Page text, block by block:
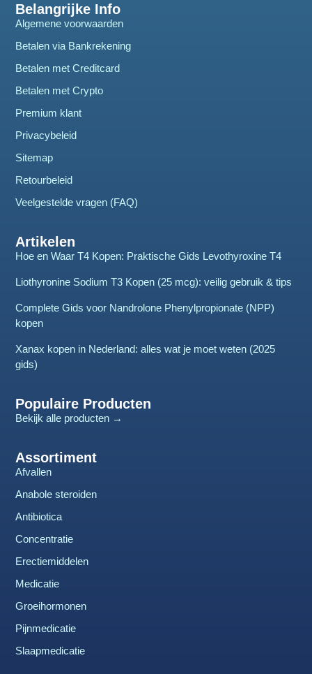
Belangrijke Info
Algemene voorwaarden
Betalen via Bankrekening
Betalen met Creditcard
Betalen met Crypto
Premium klant
Privacybeleid
Sitemap
Retourbeleid
Veelgestelde vragen (FAQ)
Artikelen
Hoe en Waar T4 Kopen: Praktische Gids Levothyroxine T4
Liothyronine Sodium T3 Kopen (25 mcg): veilig gebruik & tips
Complete Gids voor Nandrolone Phenylpropionate (NPP)
kopen
Xanax kopen in Nederland: alles wat je moet weten (2025
gids)
Populaire Producten
Bekijk alle producten →
Assortiment
Afvallen
Anabole steroiden
Antibiotica
Concentratie
Erectiemiddelen
Medicatie
Groeihormonen
Pijnmedicatie
Slaapmedicatie